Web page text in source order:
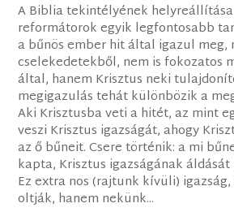
A Biblia tekintélyének
reformátorok egyik legfontosabb
a bűnös ember hit által igazul meg,
cselekedetekből, nem is fokozatos
által, hanem Krisztus neki
megigazulás tehát különbözik a
Aki Krisztusba veti a hitét, az mint
veszi Krisztus igazságát, ahogy
az ő bűneit. Csere történik: a mi
kapta, Krisztus igazságának
Ez extra nos (rajtunk kívüli)
oltják, hanem nekünk...